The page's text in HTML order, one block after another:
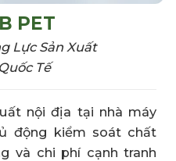
PET
Lực Sản Xuất
Tế
nội địa tại nhà máy
động kiểm soát chất
và chi phí cạnh tranh